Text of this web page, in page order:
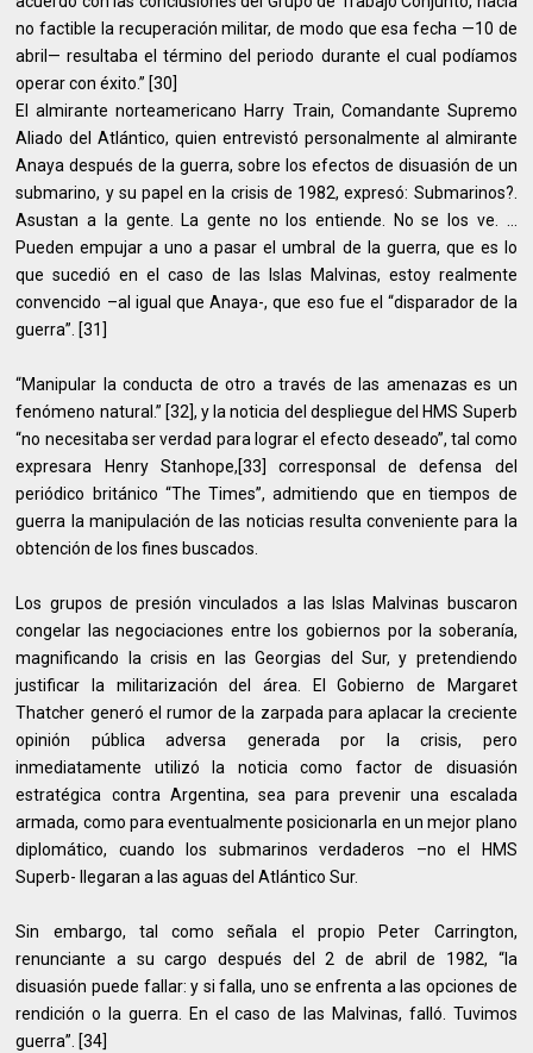
no factible la recuperación militar, de modo que esa fecha —10 de
abril— resultaba el término del periodo durante el cual podíamos
operar con éxito.” [30]
El almirante norteamericano Harry Train, Comandante Supremo
Aliado del Atlántico, quien entrevistó personalmente al almirante
Anaya después de la guerra, sobre los efectos de disuasión de un
submarino, y su papel en la crisis de 1982, expresó: Submarinos?.
Asustan a la gente. La gente no los entiende. No se los ve. …
Pueden empujar a uno a pasar el umbral de la guerra, que es lo
que sucedió en el caso de las Islas Malvinas, estoy realmente
convencido –al igual que Anaya-, que eso fue el “disparador de la
guerra”. [31]
“Manipular la conducta de otro a través de las amenazas es un
fenómeno natural.” [32], y la noticia del despliegue del HMS Superb
“no necesitaba ser verdad para lograr el efecto deseado”, tal como
expresara Henry Stanhope,[33] corresponsal de defensa del
periódico británico “The Times”, admitiendo que en tiempos de
guerra la manipulación de las noticias resulta conveniente para la
obtención de los fines buscados.
Los grupos de presión vinculados a las Islas Malvinas buscaron
congelar las negociaciones entre los gobiernos por la soberanía,
magnificando la crisis en las Georgias del Sur, y pretendiendo
justificar la militarización del área. El Gobierno de Margaret
Thatcher generó el rumor de la zarpada para aplacar la creciente
opinión pública adversa generada por la crisis, pero
inmediatamente utilizó la noticia como factor de disuasión
estratégica contra Argentina, sea para prevenir una escalada
armada, como para eventualmente posicionarla en un mejor plano
diplomático, cuando los submarinos verdaderos –no el HMS
Superb- llegaran a las aguas del Atlántico Sur.
Sin embargo, tal como señala el propio Peter Carrington,
renunciante a su cargo después del 2 de abril de 1982, “la
disuasión puede fallar: y si falla, uno se enfrenta a las opciones de
rendición o la guerra. En el caso de las Malvinas, falló. Tuvimos
guerra”. [34]